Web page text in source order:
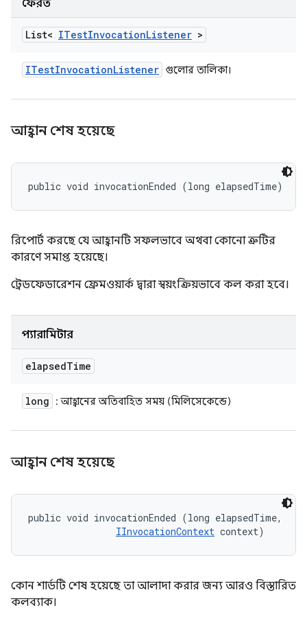
ফেরত
List< ITestInvocationListener >
ITestInvocationListener গুলোর তালিকা।
আহ্বান শেষ হয়েছে
public void invocationEnded (long elapsedTime)
রিপোর্ট করছে যে আহ্বানটি সফলভাবে অথবা কোনো ত্রুটির
কারণে সমাপ্ত হয়েছে।
ট্রেডফেডারেশন ফ্রেমওয়ার্ক দ্বারা স্বয়ংক্রিয়ভাবে কল করা হবে।
প্যারামিটার
elapsedTime
long : আহ্বানের অতিবাহিত সময় (মিলিসেকেন্ডে)
আহ্বান শেষ হয়েছে
public void invocationEnded (long elapsedTime,
IInvocationContext context)
কোন শার্ডটি শেষ হয়েছে তা আলাদা করার জন্য আরও বিস্তারিত
কলব্যাক।